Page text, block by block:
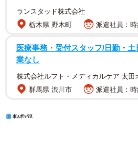
ランスタッド株式会社
栃木県 野木町
派遣社員：
医療事務・受付スタッフ/日勤・
業なし
株式会社ルフト・メディカルケア 太田
群馬県 渋川市
派遣社員：